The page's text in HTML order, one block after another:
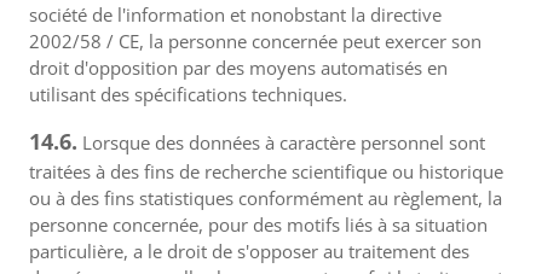
société de l'information et nonobstant la directive
2002/58 / CE, la personne concernée peut exercer son
droit d'opposition par des moyens automatisés en
utilisant des spécifications techniques.
14.6. Lorsque des données à caractère personnel sont
traitées à des fins de recherche scientifique ou historique
ou à des fins statistiques conformément au règlement, la
personne concernée, pour des motifs liés à sa situation
particulière, a le droit de s'opposer au traitement des